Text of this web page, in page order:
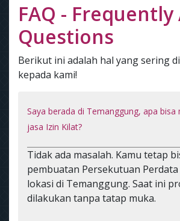
FAQ - Frequently
Questions
Berikut ini adalah hal yang sering
kepada kami!
Saya berada di Temanggung, apa bisa
jasa Izin Kilat?
Tidak ada masalah. Kamu tetap
pembuatan Persekutuan
lokasi di Temanggung. Saat ini
dilakukan tanpa tatap muka.